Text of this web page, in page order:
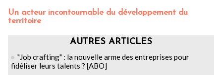
Un acteur incontournable du développement du
territoire
AUTRES ARTICLES
"Job crafting" : la nouvelle arme des entreprises pour
fidéliser leurs talents ? [ABO]